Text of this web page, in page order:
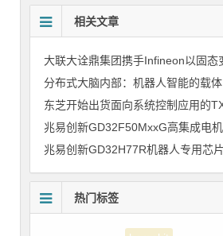
相关文章
分布式大脑内部：机器人智能的载体
热门标签